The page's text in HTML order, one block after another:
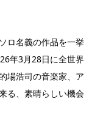
ロ名義の作品を一挙
年3月28日に全世界
場浩司の音楽家、ア
る、素晴らしい機会